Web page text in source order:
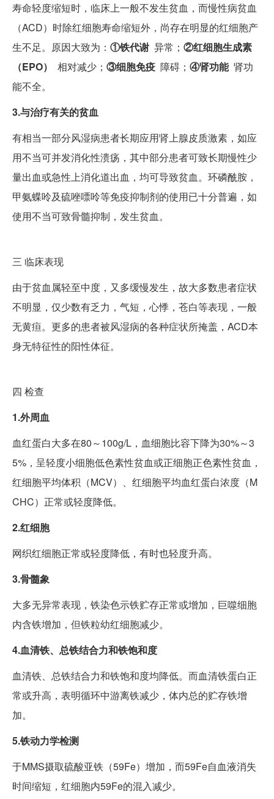
寿命轻度缩短时，临床上一般不发生贫血，而慢性病贫血
（ACD）时除红细胞寿命缩短外，尚存在明显的红细胞产
生不足。原因大致为： ①铁代谢 异常； ②红细胞生成素
（EPO） 相对减少； ③细胞免疫 障碍； ④肾功能 肾功
能不全。
3.与治疗有关的贫血
有相当一部分风湿病患者长期应用肾上腺皮质激素，如应
用不当可并发消化性溃疡，其中部分患者可致长期慢性少
量出血或急性上消化道出血，均可导致贫血。环磷酰胺，
甲氨蝶呤及硫唑嘌呤等免疫抑制剂的使用已十分普遍，如
使用不当可致骨髓抑制，发生贫血。
三 临床表现
由于贫血属轻至中度，又多缓慢发生，故大多数患者症状
不明显，仅少数有乏力，气短，心悸，苍白等表现，一般
无黄疸。更多的患者被风湿病的各种症状所掩盖，ACD本
身无特征性的阳性体征。
四 检查
1.外周血
血红蛋白大多在80～100g/L，血细胞比容下降为30%～3
5%，呈轻度小细胞低色素性贫血或正细胞正色素性贫血，
红细胞平均体积（MCV）、红细胞平均血红蛋白浓度（M
CHC）正常或轻度降低。
2.红细胞
网织红细胞正常或轻度降低，有时也轻度升高。
3.骨髓象
大多无异常表现，铁染色示铁贮存正常或增加，巨噬细胞
内含铁增加，但铁粒幼红细胞减少。
4.血清铁、总铁结合力和铁饱和度
血清铁、总铁结合力和铁饱和度均降低。而血清铁蛋白正
常或升高，表明循环中游离铁减少，体内总的贮存铁增
加。
5.铁动力学检测
于MMS摄取硫酸亚铁（59Fe）增加，而59Fe自血液消失
时间缩短，红细胞内59Fe的混入减少。